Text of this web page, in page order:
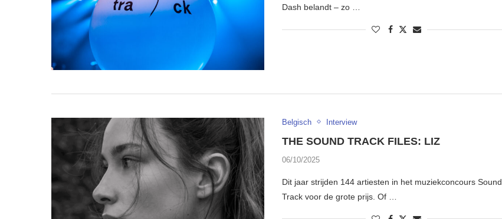
Dash belandt – zo …
Belgisch Interview
THE SOUND TRACK FILES: LIZ
06/10/2025
Dit jaar strijden 144 artiesten in het muziekconcours Sound
Track voor de grote prijs. Of …